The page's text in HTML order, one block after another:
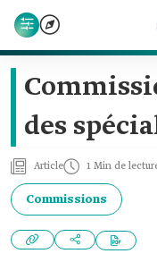
des
Article 1 Min de
Commissions